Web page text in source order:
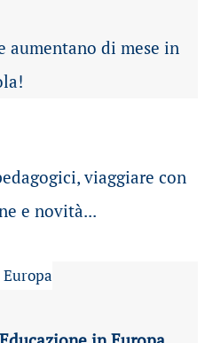
aumentano di mese in
viaggiare con
e novità...